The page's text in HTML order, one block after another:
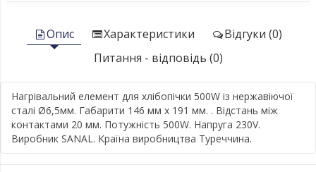
Опис Характеристики
Відгуки (0)
Питання - відповідь (0)
Нагрівальний елемент для хлібопічки 500W із нержавіючої
сталі Ø6,5мм. Габарити 146 мм x 191 мм. . Відстань між
контактами 20 мм. Потужність 500W. Напруга 230V.
Виробник SANAL. Країна виробництва Туреччина.